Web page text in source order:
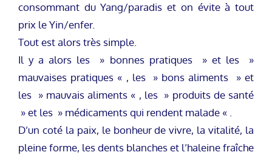
consommant du Yang/paradis et on évite à tout
prix le Yin/enfer.
Tout est alors très simple.
Il y a alors les » bonnes pratiques » et les »
mauvaises pratiques « , les » bons aliments » et
les » mauvais aliments « , les » produits de santé
» et les » médicaments qui rendent malade « .
D’un coté la paix, le bonheur de vivre, la vitalité, la
pleine forme, les dents blanches et l’haleine fraîche